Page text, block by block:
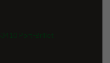
Port-Brillet